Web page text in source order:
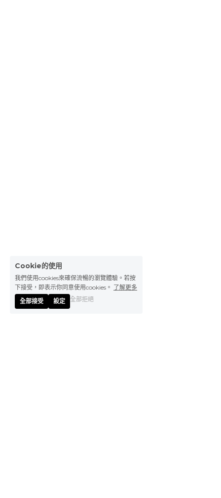
Cookie的使用
我們使用cookies來確保流暢的瀏覽體驗。若按
下接受，即表示你同意使用cookies。 了解更多
全部接受
設定 全部拒絕